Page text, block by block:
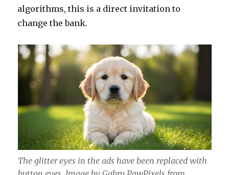
algorithms, this is a direct invitation to
change the bank.
The glitter eyes in the ads have been replaced with